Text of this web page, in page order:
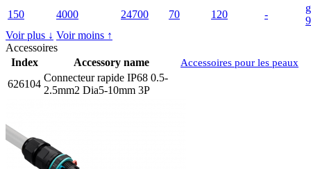
150
4000 24700 70 120 -
Voir plus ↓ Voir moins ↑
Accessoires
Accessoires pour les peaux
Index
Accessory name
626104
Connecteur rapide IP68 0.5-
2.5mm2 Dia5-10mm 3P